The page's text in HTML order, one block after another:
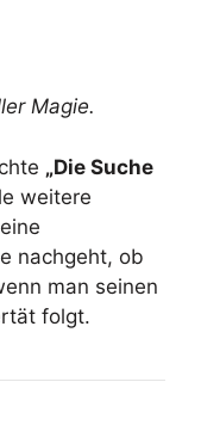
Magie.
„Die Suche
weitere
nachgeht, ob
man seinen
folgt.